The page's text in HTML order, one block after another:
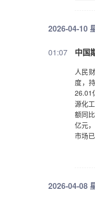
2026-04-10
01:07 中国
人民
度，
26.01
源化
额同
亿元
市场
2026-04-08